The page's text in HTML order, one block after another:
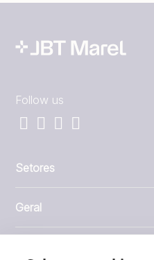
Follow us
Setores
Geral